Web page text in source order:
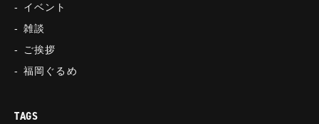
イベント
雑談
ご挨拶
福岡ぐるめ
TAGS